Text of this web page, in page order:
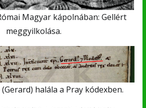
Magyar kápolnában: Gellért
meggyilkolása.
halála a Pray kódexben.